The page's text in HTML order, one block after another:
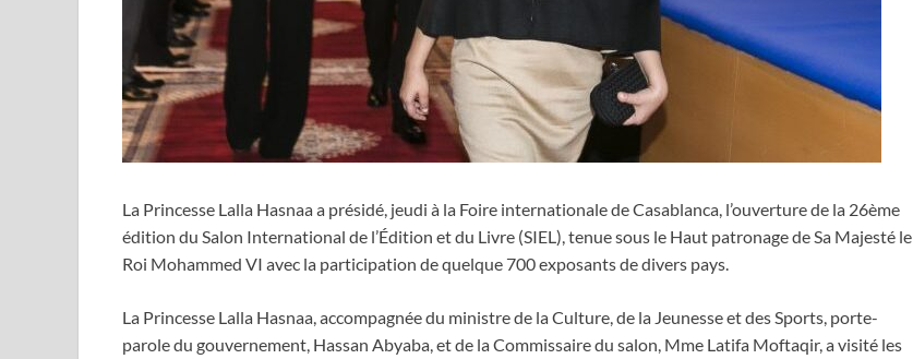
La Princesse Lalla Hasnaa a présidé, jeudi à la Foire internationale de Casablanca, l’ouverture de la 26ème
édition du Salon International de l’Édition et du Livre (SIEL), tenue sous le Haut patronage de Sa Majesté le
Roi Mohammed VI avec la participation de quelque 700 exposants de divers pays.
La Princesse Lalla Hasnaa, accompagnée du ministre de la Culture, de la Jeunesse et des Sports, porte-
parole du gouvernement, Hassan Abyaba, et de la Commissaire du salon, Mme Latifa Moftaqir, a visité les